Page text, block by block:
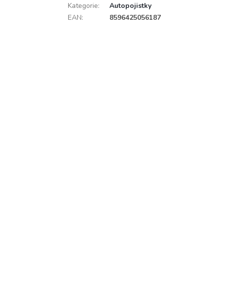
Kategorie:
Autopojistky
EAN: 8596425056187